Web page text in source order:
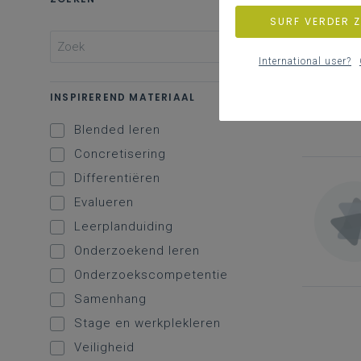
INSPIREREND MATERIAAL
Blended leren
Concretisering
Differentiëren
Evalueren
Leerplanduiding
Onderzoekend leren
Onderzoekscompetentie
Samenhang
Stage en werkplekleren
Veiligheid
SURF VERDER
International user?